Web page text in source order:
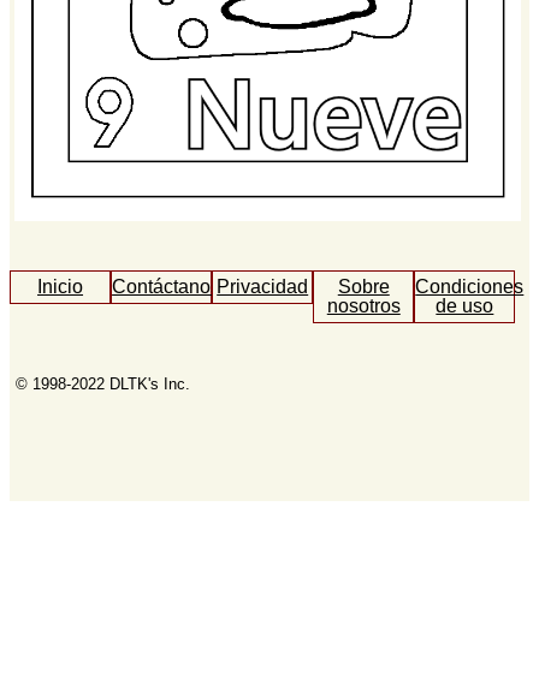
Inicio ContáctanosPrivacidad
Sobre
nosotros
Condiciones
de uso
© 1998-2022 DLTK's Inc.